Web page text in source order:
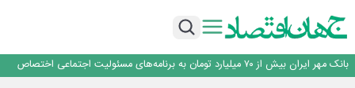
سرپرست اداره کل روابط عمومی بیمه مرکزی منصوب شد
مشتریان
بانک مهر ایران بیش از ۷۰ میلیارد تومان به برنامه‌های مسئولیت اجتماعی اختصاص
داد